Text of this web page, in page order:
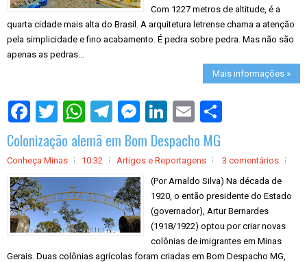
Com 1227 metros de altitude, é a
quarta cidade mais alta do Brasil. A arquitetura letrense chama a atenção
pela simplicidade e fino acabamento. É pedra sobre pedra. Mas não são
apenas as pedras...
Mais informações »
Colonização alemã em Bom Despacho MG
Conheça Minas 10:32 Artigos e Reportagens
3 comentários
(Por Arnaldo Silva) Na década de
1920, o então presidente do Estado
(governador), Artur Bernardes
(1918/1922) optou por criar novas
colônias de imigrantes em Minas
Gerais. Duas colônias agrícolas foram criadas em Bom Despacho MG,